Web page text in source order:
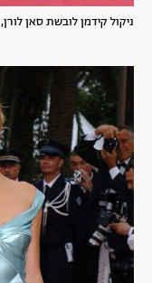
ניקול קידמן לובשת סאן לורן, 2001 | צילום: Dave Hogan/Getty Images